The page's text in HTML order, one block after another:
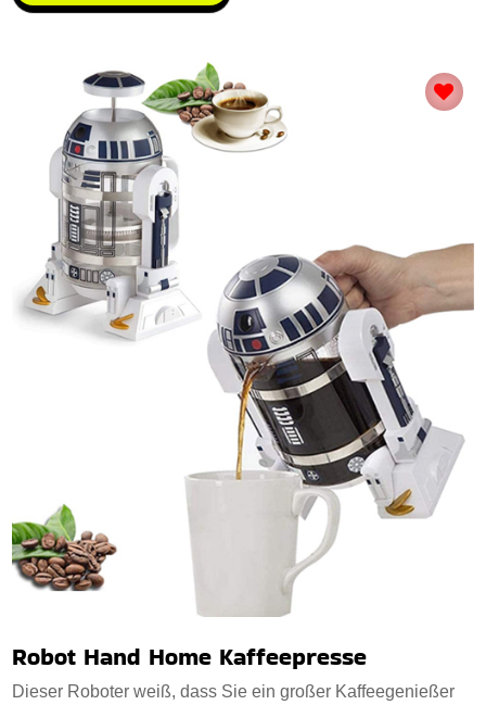
Robot Hand Home Kaffeepresse
Dieser Roboter weiß, dass Sie ein großer Kaffeegenießer